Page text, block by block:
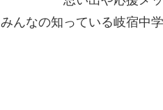
みんなの知っている岐宿中